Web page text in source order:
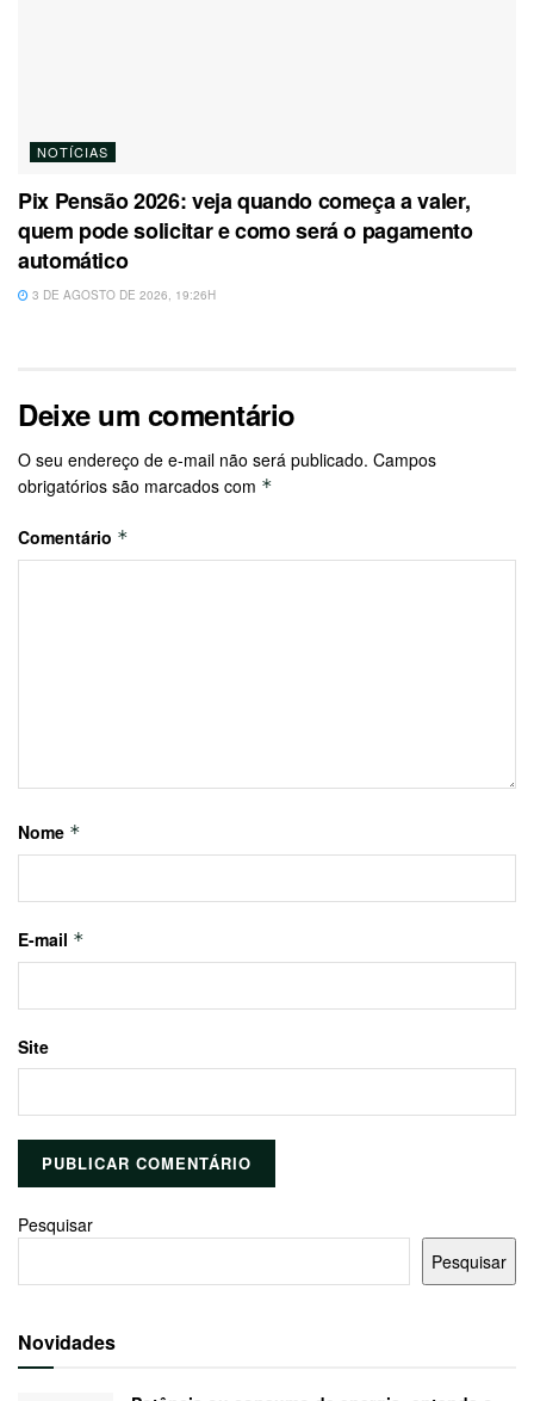
NOTÍCIAS
Pix Pensão 2026: veja quando começa a valer,
quem pode solicitar e como será o pagamento
automático
3 DE AGOSTO DE 2026, 19:26H
Deixe um comentário
O seu endereço de e-mail não será publicado. Campos
obrigatórios são marcados com *
Comentário *
Nome *
E-mail *
Site
Pesquisar
Pesquisar
Novidades